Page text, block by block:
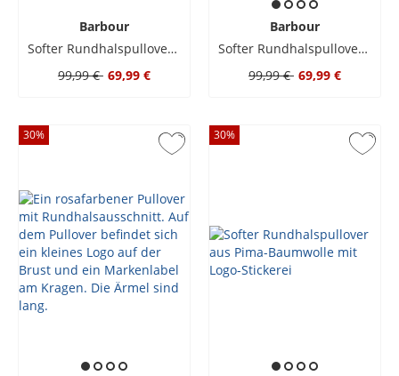
Barbour
Softer Rundhalspullover aus Pima-Baumwolle mit Logo-Stickerei
99,99 € 69,99 €
Barbour
Softer Rundhalspullover aus Pima-Baumwolle mit Logo-Stickerei
99,99 € 69,99 €
30% 30%